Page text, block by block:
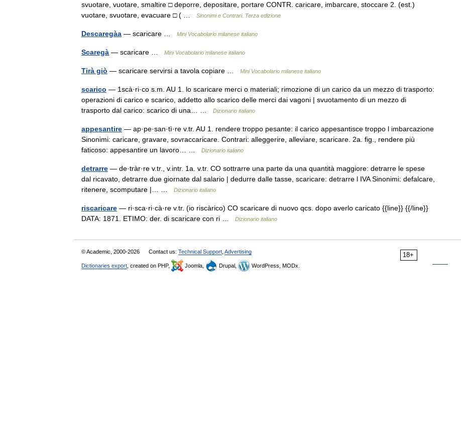
svuotare, vuotare, smaltire □ deporre, depositare, portare CONTR. caricare, imbarcare, stoccare 2. (est.)
vuotare, svuotare, evacuare □ ( …
Sinonimi e Contrari. Terza edizione
Descaregàa — scaricare … Mini Vocabolario milanese italiano
Scaregà — scaricare … Mini Vocabolario milanese italiano
Tirà giò — scaricare servirsi a tavola copiare … Mini Vocabolario milanese italiano
scarico — 1scà·ri·co s.m. AU 1. lo scaricare merci o materiali; rimozione di un carico da un mezzo di trasporto:
operazioni di carico e scarico, addetto allo scarico delle merci dai vagoni | svuotamento di un mezzo di
trasporto dal carico: scarico di una… …
Dizionario italiano
appesantire — ap·pe·san·tì·re v.tr. AU 1. rendere troppo pesante: il carico appesantisce troppo l imbarcazione
Sinonimi: caricare, gravare, sovraccaricare. Contrari: alleggerire, alleviare, scaricare. 2a. fig., rendere più
faticoso: appesantire un lavoro… …
Dizionario italiano
detrarre — de·tràr·re v.tr., v.intr. 1a. v.tr. CO sottrarre una parte da una quantità maggiore: detrarre le spese
dal ricavato, detrarre due giornate dal salario | dedurre dalle tasse, scaricare: detrarre l IVA Sinonimi: defalcare,
ritenere, scomputare |… …
Dizionario italiano
riscaricare — ri·sca·ri·cà·re v.tr. (io riscàrico) CO scaricare di nuovo qcs. dopo averlo caricato {{line}} {{/line}}
DATA: 1871. ETIMO: der. di scaricare con ri …
Dizionario italiano
18+
© Academic, 2000-2026 Contact us: Technical Support Advertising
Dictionaries export , created on PHP, Joomla, Drupal, WordPress, MODx.